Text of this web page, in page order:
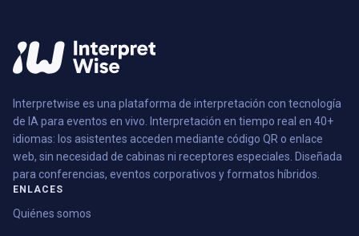
Interpretwise es una plataforma de interpretación con tecnología
de IA para eventos en vivo. Interpretación en tiempo real en 40+
idiomas: los asistentes acceden mediante código QR o enlace
web, sin necesidad de cabinas ni receptores especiales. Diseñada
para conferencias, eventos corporativos y formatos híbridos.
ENLACES
Quiénes somos